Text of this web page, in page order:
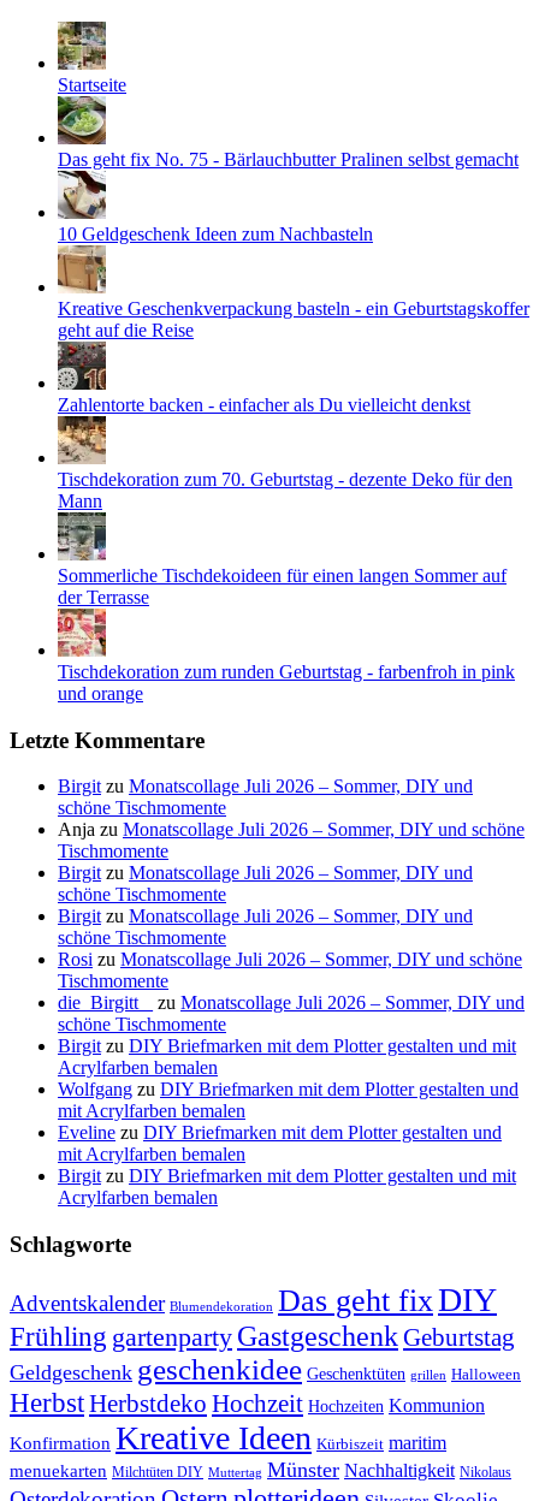
Startseite
Das geht fix No. 75 - Bärlauchbutter Pralinen selbst gemacht
10 Geldgeschenk Ideen zum Nachbasteln
Kreative Geschenkverpackung basteln - ein Geburtstagskoffer
geht auf die Reise
Zahlentorte backen - einfacher als Du vielleicht denkst
Tischdekoration zum 70. Geburtstag - dezente Deko für den
Mann
Sommerliche Tischdekoideen für einen langen Sommer auf
der Terrasse
Tischdekoration zum runden Geburtstag - farbenfroh in pink
und orange
Letzte Kommentare
Birgitzu Monatscollage Juli 2026 – Sommer, DIY und
schöne Tischmomente
Anja zu Monatscollage Juli 2026 – Sommer, DIY und schöne
Tischmomente
Birgitzu Monatscollage Juli 2026 – Sommer, DIY und
schöne Tischmomente
Birgitzu Monatscollage Juli 2026 – Sommer, DIY und
schöne Tischmomente
Rosi zu Monatscollage Juli 2026 – Sommer, DIY und schöne
Tischmomente
die_Birgitt _
zu Monatscollage Juli 2026 – Sommer, DIY und
schöne Tischmomente
Birgitzu DIY Briefmarken mit dem Plotter gestalten und mit
Acrylfarben bemalen
Wolfgang zu DIY Briefmarken mit dem Plotter gestalten und
mit Acrylfarben bemalen
Eveline zu DIY Briefmarken mit dem Plotter gestalten und
mit Acrylfarben bemalen
Birgitzu DIY Briefmarken mit dem Plotter gestalten und mit
Acrylfarben bemalen
Schlagworte
Adventskalender Blumendekoration Das geht fixDIY
Frühling gartenparty GastgeschenkGeburtstag
Geldgeschenk geschenkidee Geschenktüten grillen Halloween
HerbstHerbstdeko Hochzeit Hochzeiten Kommunion
Konfirmation Kreative Ideen Kürbiszeit maritim
menuekarten Milchtüten DIY Muttertag Münster Nachhaltigkeit Nikolaus